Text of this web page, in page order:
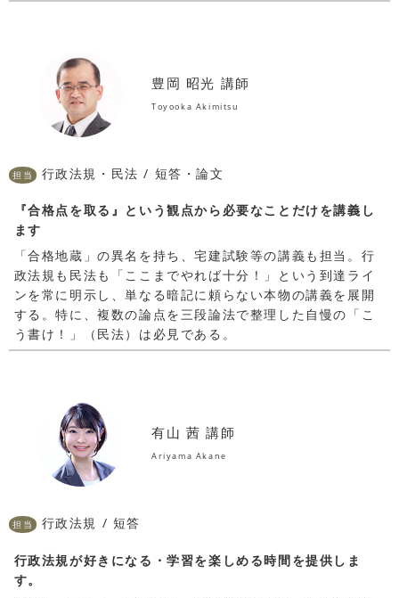
豊岡 昭光 講師
Toyooka Akimitsu
担当 行政法規・民法 / 短答・論文
『合格点を取る』という観点から必要なことだけを講義し
ます
「合格地蔵」の異名を持ち、宅建試験等の講義も担当。行
政法規も民法も「ここまでやれば十分！」という到達ライ
ンを常に明示し、単なる暗記に頼らない本物の講義を展開
する。特に、複数の論点を三段論法で整理した自慢の「こ
う書け！」（民法）は必見である。
有山 茜 講師
Ariyama Akane
担当 行政法規 / 短答
行政法規が好きになる・学習を楽しめる時間を提供しま
す。